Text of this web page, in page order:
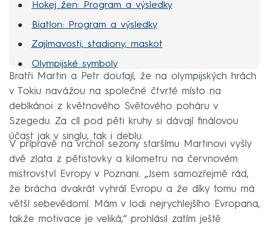
Hokej žen: Program a výsledky
Biatlon: Program a výsledky
Zajímavosti, stadiony, maskot
Olympijské symboly
Bratři Martin a Petr doufají, že na olympijských hrách
v Tokiu navážou na společné čtvrté místo na
deblkánoi z květnového Světového poháru v
Szegedu. Za cíl pod pěti kruhy si dávají finálovou
účast jak v singlu, tak i deblu.
V přípravě na vrchol sezony staršímu Martinovi vyšly
dvě zlata z pětistovky a kilometru na červnovém
mistrovství Evropy v Poznani. „Jsem samozřejmě rád,
že brácha dvakrát vyhrál Evropu a že díky tomu má
větší sebevědomí. Mám v lodi nejrychlejšího Evropana,
takže motivace je veliká,“ prohlásil zatím ještě